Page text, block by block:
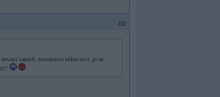
#10
sataisīt, nenoņemot sūkni nost, jo tie